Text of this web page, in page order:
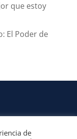
que estoy
El Poder de
de